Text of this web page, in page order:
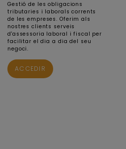
Gestió de les obligacions
tributaries i laborals corrents
de les empreses. Oferim als
nostres clients serveis
d'assessoria laboral i fiscal per
facilitar el dia a dia del seu
negoci.
ACCEDIR